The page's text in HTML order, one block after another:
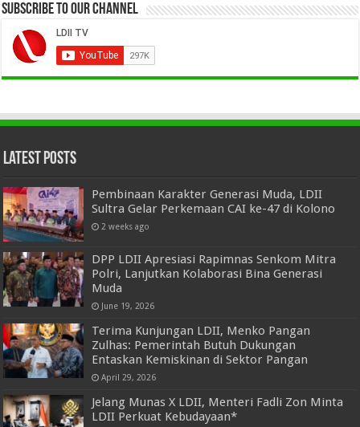
Subscribe to our Channel
Latest Posts
Pembinaan Karakter Generasi Muda, LDII
Sultra Gelar Perkemaan CAI ke-47 di Kolono
2 weeks ago
DPP LDII Apresiasi Rapimnas Senkom Mitra
Polri, Lanjutkan Kolaborasi Bina Generasi
Muda
June 19, 2026
Terima Kunjungan LDII, Menko Pangan
Zulhas: Pemerintah Butuh Dukungan
Entaskan Kemiskinan di Sektor Pangan
April 29, 2026
Jelang Munas X LDII, Menteri Fadli Zon Minta
LDII Perkuat Kebudayaan*